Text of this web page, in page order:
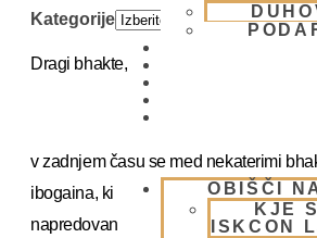
OBIŠČI
KJE
ISKCON
Kategorije
Dragi bhakte,
v zadnjem času se med nekaterimi
ibogaina, ki ga označujejo kot t. i.
napredovanje. Takšne trditve